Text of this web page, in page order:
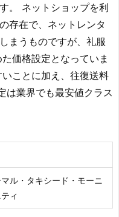
。 ネットショップを利
存在で、ネットレンタ
まうものですが、礼服
価格設定となっていま
ことに加え、往復送料
は業界でも最安値クラス
ル・タキシード・モーニ
ィ